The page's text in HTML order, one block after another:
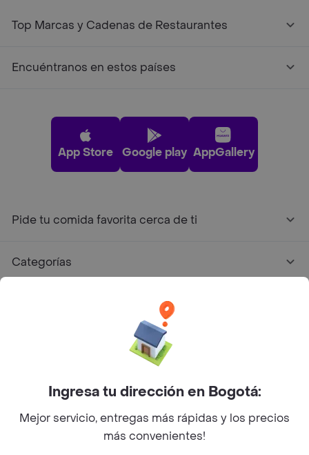
Top Marcas y Cadenas de Restaurantes
Encuéntranos en estos países
App Store Google play AppGallery
Pide tu comida favorita cerca de ti
Categorías
Facebook
Twitter
Instagram
©2026Rappi Inc. All rights reserved.
Ingresa tu dirección en Bogotá:
Mejor servicio, entregas más rápidas y los precios
más convenientes!